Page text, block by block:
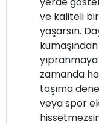
ve kaliteli bir
yaşarsın.
yıpranmaya
zamanda
taşıma
veya spor